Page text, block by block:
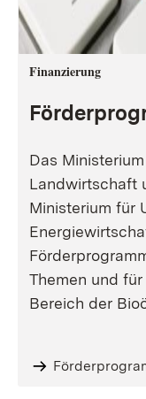
Finanzierung
Das
Landwirtschaft
Ministerium für
Themen und
Bereich der